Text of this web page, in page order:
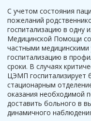
С учетом состояния
пожеланий
госпитализацию в одну
Медицинской Помощи
частными
госпитализацию в
сроки. В случаях
ЦЭМП госпитализирует
стационарным
оказания
доставить больного в
динамичного